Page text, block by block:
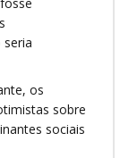
os
sobre
sociais